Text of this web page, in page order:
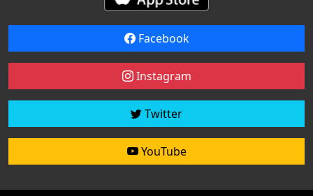
Facebook
Instagram
Twitter
YouTube